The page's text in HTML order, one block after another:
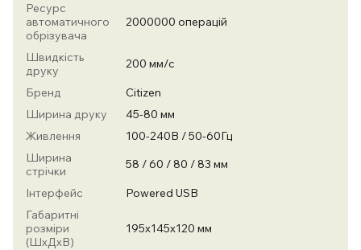
Ресурс
автоматичного
обрізувача
2000000 операцій
Швидкість
друку
200 мм/с
Бренд
Citizen
Ширина друку
45-80 мм
Живлення
100-240В / 50-60Гц
Ширина
стрічки
58 / 60 / 80 / 83 мм
Інтерфейс
Powered USB
Габаритні
розміри
(ШхДхВ)
195х145х120 мм